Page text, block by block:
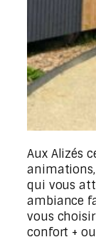
Aux Alizés
animations,
qui vous
ambiance
vous
confort +